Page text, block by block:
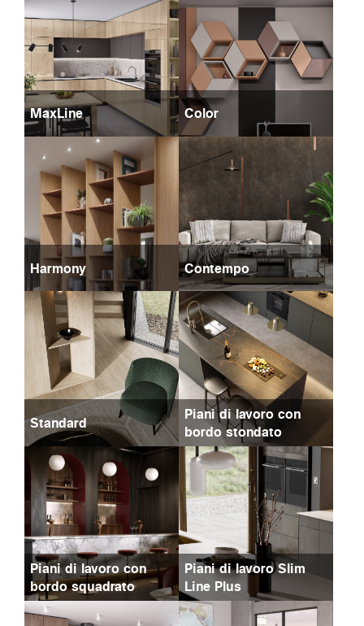
MaxLine Color
Harmony Contempo
Standard
Piani di lavoro con
bordo stondato
Piani di lavoro con
bordo squadrato
Piani di lavoro Slim
Line Plus